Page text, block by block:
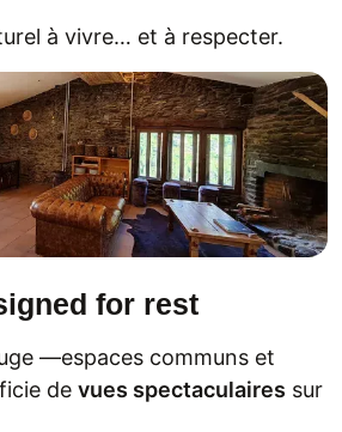
à vivre… et à respecter.
for rest
—espaces communs et
de vues spectaculaires sur